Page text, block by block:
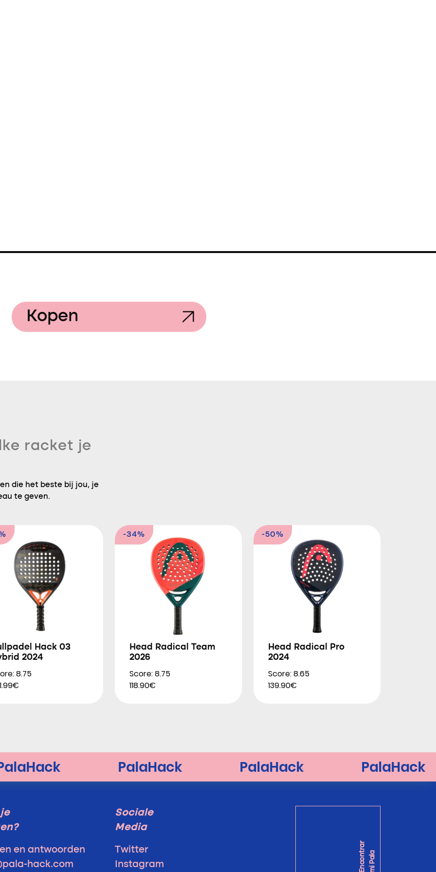
Kopen
racket je
die het beste bij jou, je
te geven.
Hack 03
2024
8.75
-34%
Head Radical Team
2026
Score: 8.75
118.90€
-50%
Head Radical Pro
2024
Score: 8.65
139.90€
en antwoorden
hack.com
Sociale
Media
Twitter
Instagram